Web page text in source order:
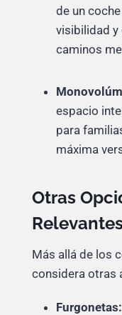
de un
visibilidad y
caminos
espacio
para
máxima
Otras
Relevantes
Más allá de los
considera otras
Furgonetas: